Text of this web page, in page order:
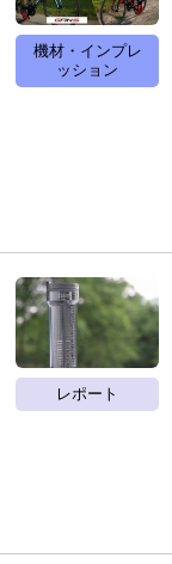
機材・インプレ
ッション
レポート